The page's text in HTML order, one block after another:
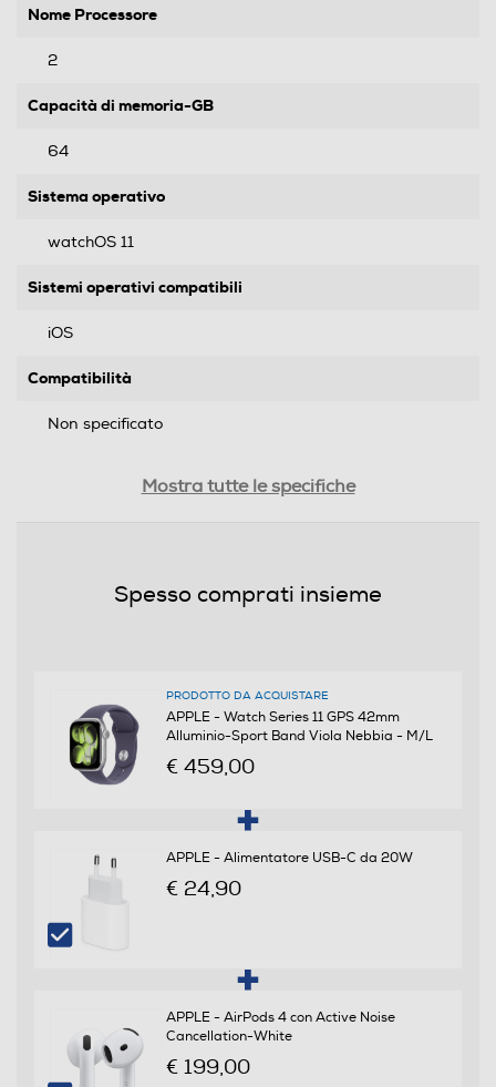
Nome Processore
2
Capacità di memoria-GB
64
Sistema operativo
watchOS 11
Sistemi operativi compatibili
iOS
Compatibilità
Non specificato
Materiale cassa
Alluminio
Non waterproof
Altre caratteristiche
Display Retina OLED LTPO3 alwayson con ampio
angolo di visualizzazione Display in vetro IonX due volte
pi resistente ai graffi (casse in alluminio)8 Display in
cristallo di zaffiro (casse in titanio) Fino a 2000 nit di
luminosit di picco Luminosit minima 1 nit 326 pixel per
Mostra tutte le specifiche
Spesso comprati insieme
PRODOTTO DA ACQUISTARE
APPLE - Watch Series 11 GPS 42mm
Alluminio-Sport Band Viola Nebbia - M/L
€ 459,00
APPLE - Alimentatore USB-C da 20W
€ 24,90
APPLE - AirPods 4 con Active Noise
Cancellation-White
€ 199,00